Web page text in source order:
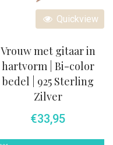
Quickview
Vrouw met gitaar in
hartvorm | Bi-color
bedel | 925 Sterling
Zilver
€33,95